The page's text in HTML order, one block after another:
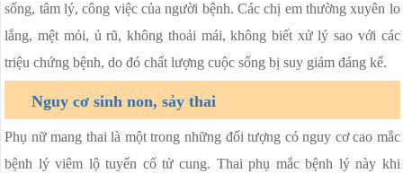
sống, tâm lý, công việc của người bệnh. Các chị em thường xuyên lo
lắng, mệt mỏi, ủ rũ, không thoải mái, không biết xử lý sao với các
triệu chứng bệnh, do đó chất lượng cuộc sống bị suy giảm đáng kể.
Nguy cơ sinh non, sảy thai
Phụ nữ mang thai là một trong những đối tượng có nguy cơ cao mắc
bệnh lý viêm lộ tuyến cổ tử cung. Thai phụ mắc bệnh lý này khi